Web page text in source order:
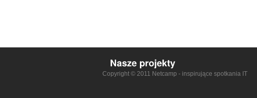
Copyright © 2011 Netcamp - inspirujące spotkania IT